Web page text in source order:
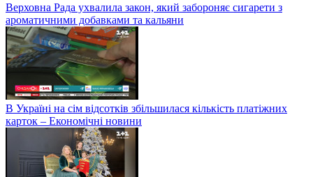
Верховна Рада ухвалила закон, який забороняє сигарети з
ароматичними добавками та кальяни
В Україні на сім відсотків збільшилася кількість платіжних
карток – Економічні новини